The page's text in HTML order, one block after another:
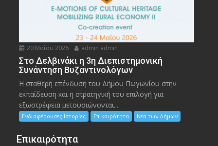
20 Μαΐου 2026 admin admin
Στο Δελβινάκι η 3η Διεπιστημονική
Συνάντηση Βυζαντινολόγων
Η σταθερή επένδυση του Δήμου Πωγωνίου στην
εκπαίδευση και η στρατηγική του επιλογή για
εξωστρέφεια μετουσιώνονται...
Ενδιαφέρουσες Ιστορίες Επικαιρότητα Νέα των Δήμων
Επικαιρότητα